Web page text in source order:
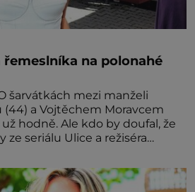
řemeslníka na polonahé
šarvátkách mezi manželi
(44) a Vojtěchem Moravcem
hodně. Ale kdo by doufal, že
ze seriálu Ulice a režiséra